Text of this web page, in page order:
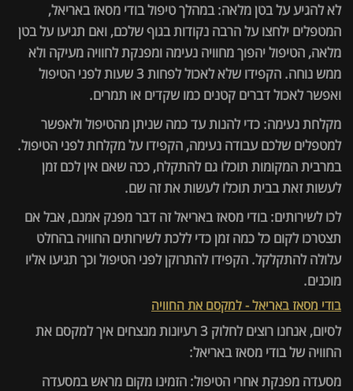
לא להגיע על בטן מלאה: במהלך טיפול בודי מסאז באריאל,
המטפלים ילחצו על הרבה נקודות בגוף שלכם, ואם תגיעו על בטן
מלאה, הטיפול יהפוך מחוויה נעימה ומפנקת לחוויה מעיקה ולא
ממש נוחה. הקפידו שלא לאכול לפחות 3 שעות לפני הטיפול
ואפשר לאכול דברים קטנים כמו שקדים או תמרים.
מקלחת נעימה: כדי להנות עד כמה שניתן מהטיפול ולאפשר
למטפלים שלכם עבודה נעימה, הקפידו על מקלחת לפני הטיפול.
במרבית המקומות תוכלו גם להתקלח, ככה שאם אין לכם זמן
לעשות זאת בבית תוכלו לעשות את זה שם.
לכו לשירותים: בודי מסאז באריאל זה דבר מפנק אמנם, אבל אם
תצטרכו לקום כל כמה זמן כדי ללכת לשירותים החוויה בהחלט
עלולה להתקלקל. הקפידו להתרוקן לפני הטיפול וכך תגיעו אליו
מוכנים.
בודי מסאז באריאל - למקסם את החוויה
לסיום, אנחנו רוצים לחלוק 3 רעיונות מנצחים איך למקסם את
החוויה של בודי מסאז באריאל:
מסעדה מפנקת אחרי הטיפול: הזמינו מקום מראש במסעדה